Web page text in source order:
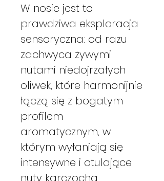
W nosie jest to
prawdziwa eksploracja
sensoryczna: od razu
zachwyca żywymi
nutami niedojrzałych
oliwek, które harmonijnie
łączą się z bogatym
profilem
aromatycznym, w
którym wyłaniają się
intensywne i otulające
nuty karczocha.